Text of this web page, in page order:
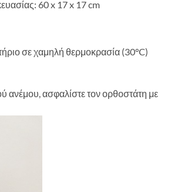
60 x 17 x 17 cm
σε χαμηλή θερμοκρασία (30°C)
ανέμου, ασφαλίστε τον ορθοστάτη με